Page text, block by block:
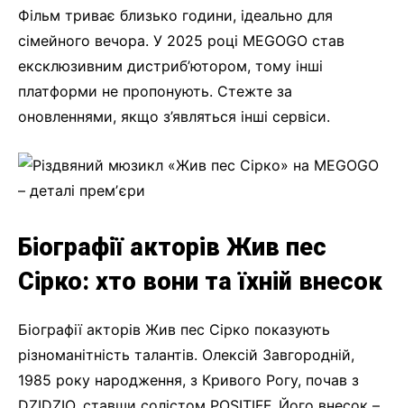
Фільм триває близько години, ідеально для
сімейного вечора. У 2025 році MEGOGO став
ексклюзивним дистриб’ютором, тому інші
платформи не пропонують. Стежте за
оновленнями, якщо з’являться інші сервіси.
Біографії акторів Жив пес
Сірко: хто вони та їхній внесок
Біографії акторів Жив пес Сірко показують
різноманітність талантів. Олексій Завгородній,
1985 року народження, з Кривого Рогу, почав з